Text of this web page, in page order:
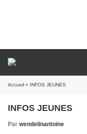
Accueil » INFOS JEUNES
INFOS JEUNES
Par wendelinantoine